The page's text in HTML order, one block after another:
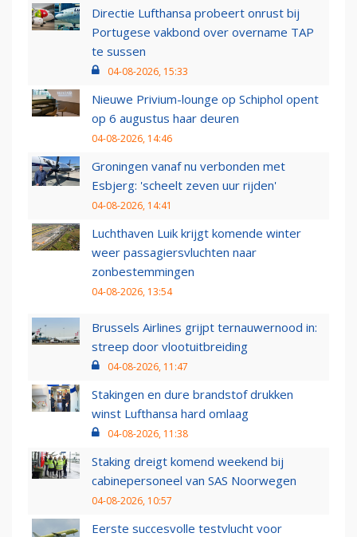
Directie Lufthansa probeert onrust bij
Portugese vakbond over overname TAP
te sussen
04-08-2026, 15:33
Nieuwe Privium-lounge op Schiphol opent
op 6 augustus haar deuren
04-08-2026, 14:46
Groningen vanaf nu verbonden met
Esbjerg: 'scheelt zeven uur rijden'
04-08-2026, 14:41
Luchthaven Luik krijgt komende winter
weer passagiersvluchten naar
zonbestemmingen
04-08-2026, 13:54
Brussels Airlines grijpt ternauwernood in:
streep door vlootuitbreiding
04-08-2026, 11:47
Stakingen en dure brandstof drukken
winst Lufthansa hard omlaag
04-08-2026, 11:38
Staking dreigt komend weekend bij
cabinepersoneel van SAS Noorwegen
04-08-2026, 10:57
Eerste succesvolle testvlucht voor